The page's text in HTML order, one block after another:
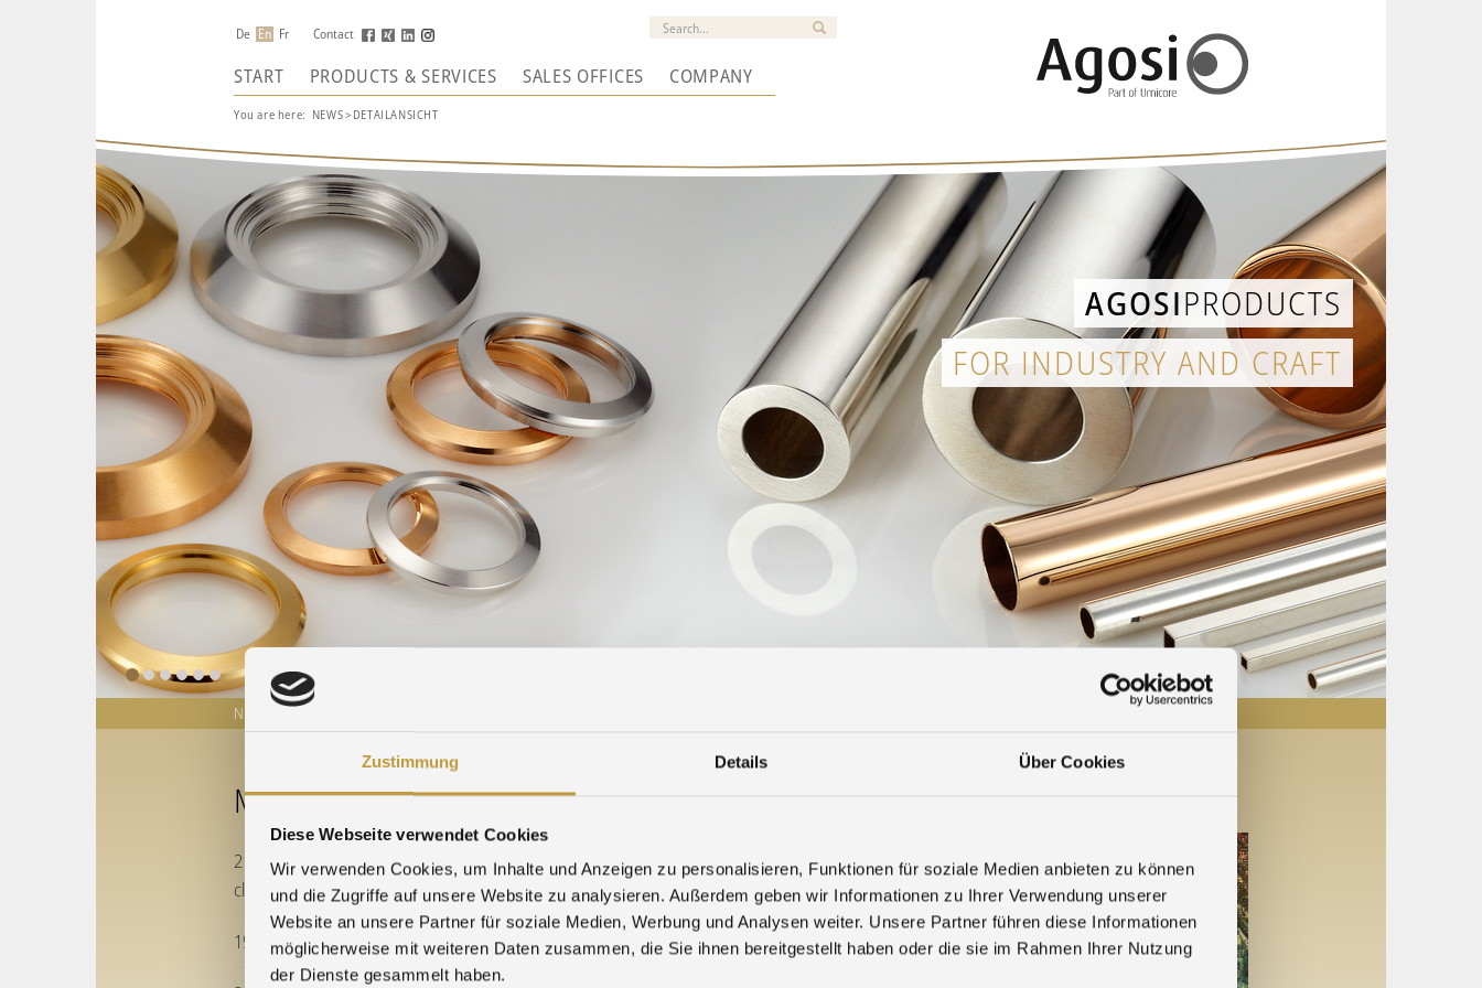
Zustimmung Details Über Cookies
Diese Webseite verwendet Cookies
Wir verwenden Cookies, um Inhalte und Anzeigen zu personalisieren, Funktionen für soziale Medien anbieten zu können
und die Zugriffe auf unsere Website zu analysieren. Außerdem geben wir Informationen zu Ihrer Verwendung unserer
Website an unsere Partner für soziale Medien, Werbung und Analysen weiter. Unsere Partner führen diese Informationen
möglicherweise mit weiteren Daten zusammen, die Sie ihnen bereitgestellt haben oder die sie im Rahmen Ihrer Nutzung
der Dienste gesammelt haben.
De En Fr Contact
START PRODUCTS & SERVICES SALES OFFICES COMPANY
You are here: NEWS> DETAILANSICHT
AGOSIPRODUCTS
FOR INDUSTRY AND CRAFT
NEWS PM-QUOTATIONS
MORE NEWS
21.12.2025 » Holidays, bridge days, and company
closure periods for 2025 / 2026
19.12.2025 » Season's Greetings